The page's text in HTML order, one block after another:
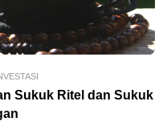
Sukuk Ritel dan Sukuk